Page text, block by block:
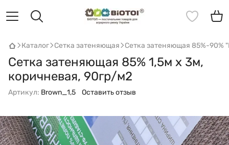
Каталог Сетка затеняющая Сетка затеняющая 85%-90%
Сетка затеняющая 85% 1,5м х 3м,
коричневая, 90гр/м2
Артикул: Brown_1,5 Оставить отзыв